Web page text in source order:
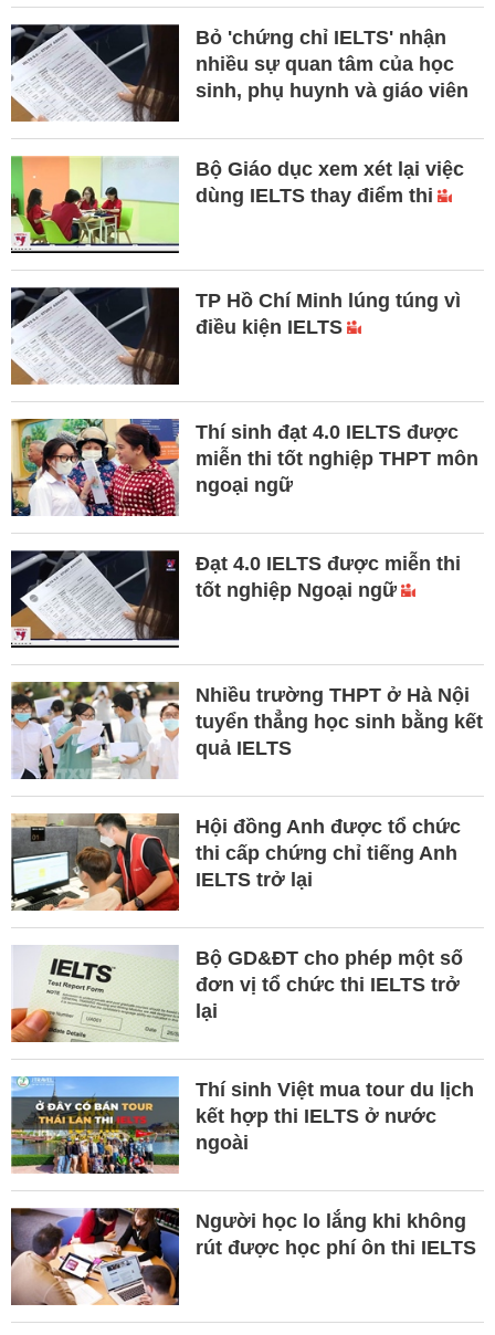
Bỏ 'chứng chỉ IELTS' nhận
nhiều sự quan tâm của học
sinh, phụ huynh và giáo viên
Bộ Giáo dục xem xét lại việc
dùng IELTS thay điểm thi
TP Hồ Chí Minh lúng túng vì
điều kiện IELTS
Thí sinh đạt 4.0 IELTS được
miễn thi tốt nghiệp THPT môn
ngoại ngữ
Đạt 4.0 IELTS được miễn thi
tốt nghiệp Ngoại ngữ
Nhiều trường THPT ở Hà Nội
tuyển thẳng học sinh bằng kết
quả IELTS
Hội đồng Anh được tổ chức
thi cấp chứng chỉ tiếng Anh
IELTS trở lại
Bộ GD&ĐT cho phép một số
đơn vị tổ chức thi IELTS trở
lại
Thí sinh Việt mua tour du lịch
kết hợp thi IELTS ở nước
ngoài
Người học lo lắng khi không
rút được học phí ôn thi IELTS